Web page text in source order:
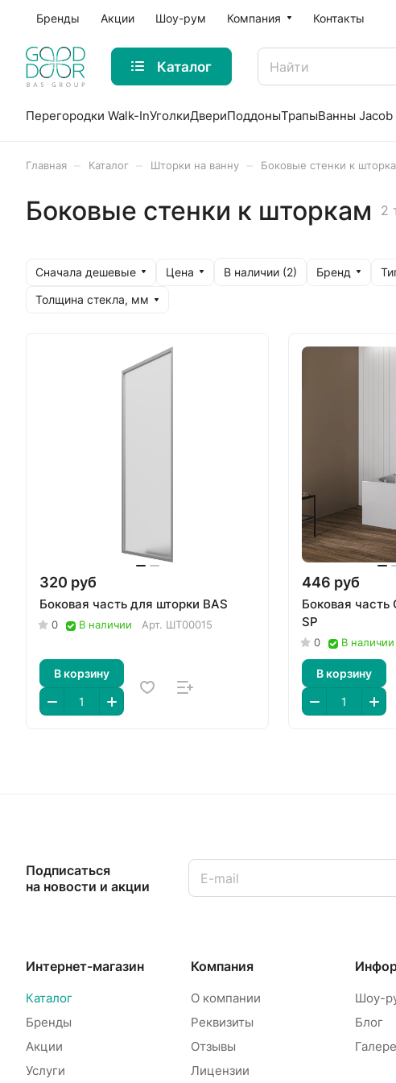
Бренды Акции Шоу-рум Компания Контакты
Каталог
Перегородки Walk-InУголкиДвериПоддоныТрапыВанны Jacob
Главная Каталог Шторки на ванну Боковые стенки к
Боковые стенки к шторкам 2
Сначала дешевые Цена В наличии (2) Бренд
Толщина стекла, мм
320 руб
Боковая часть для шторки BAS
0 В наличии Арт. ШТ00015
В корзину
446 руб
Боковая часть
SP
0 В наличии
В корзину
Подписаться
на новости и акции
Интернет-магазин
Каталог
Бренды
Акции
Услуги
Компания
О компании
Реквизиты
Отзывы
Лицензии
Шоу-
Блог